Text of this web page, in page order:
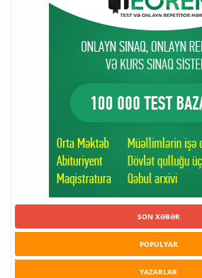
SON XƏBƏR
POPULYAR
YAZARLAR